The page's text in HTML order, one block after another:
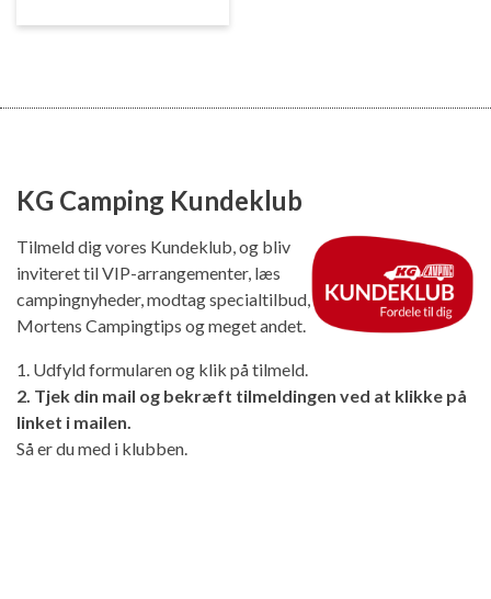
KG Camping Kundeklub
Tilmeld dig vores Kundeklub, og bliv
inviteret til VIP-arrangementer, læs
campingnyheder, modtag specialtilbud,
Mortens Campingtips og meget andet.
1. Udfyld formularen og klik på tilmeld.
2. Tjek din mail og bekræft tilmeldingen ved at klikke på
linket i mailen.
Så er du med i klubben.